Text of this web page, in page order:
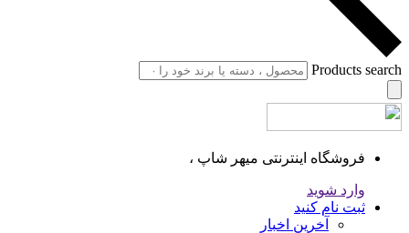
Products search
فروشگاه اینترنتی میهر شاپ ،
وارد شوید
ثبت نام کنید
آخرین اخبار